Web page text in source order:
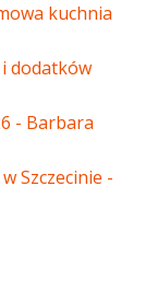
kuchnia
dodatków
- Barbara
Szczecinie -